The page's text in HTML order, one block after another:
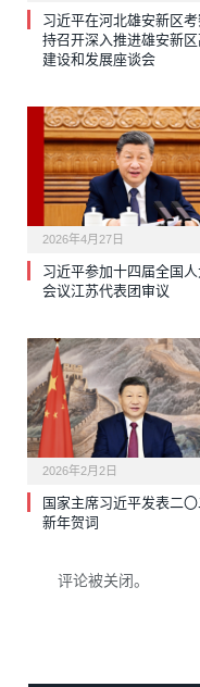
习近平在河北雄安新区
持召开深入推进雄安新
建设和发展座谈会
2026年4月27日
习近平参加十四届全国
会议江苏代表团审议
2026年2月2日
国家主席习近平发表二
新年贺词
评论被关闭。